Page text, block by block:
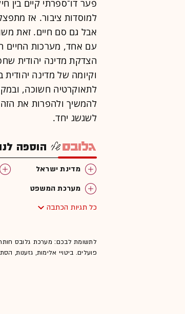
פער דו־ספרתי קיים בין
למוסדות ציבור. אז
אבל גם סם חיים. זאת
עם אחד, מערכות החיים
הצדקת מדינה יהודית
וקיומה של מדינה
לתאוקרטיה חשוכה,
להמשיך ולהפרות את
לשגשג יחד.
הוספה
מדינת ישראל
מערכת המשפט
כל תגיות הכתבה
לתשומת לבכם: מערכת גלובס
פועלים. ביטויי אלימות, גזענות,